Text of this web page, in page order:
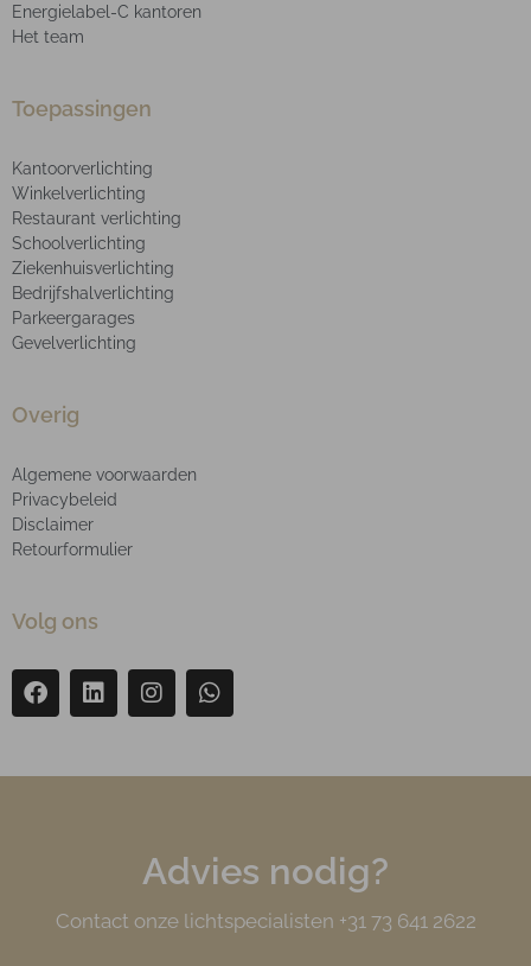
Energielabel-C kantoren
Het team
Toepassingen
Kantoorverlichting
Winkelverlichting
Restaurant verlichting
Schoolverlichting
Ziekenhuisverlichting
Bedrijfshalverlichting
Parkeergarages
Gevelverlichting
Overig
Algemene voorwaarden
Privacybeleid
Disclaimer
Retourformulier
Volg ons
Advies nodig?
Contact onze lichtspecialisten +31 73 641 2622